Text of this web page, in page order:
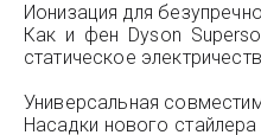
Ионизация для
Как и фен Dyson
статическое
Универсальная
Насадки нового